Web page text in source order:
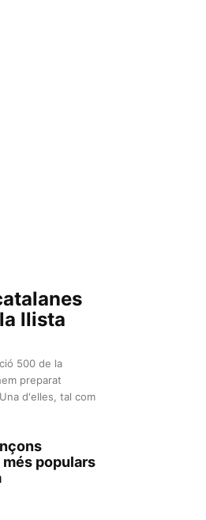
llista
500 de la
preparat
d'elles, tal com
populars